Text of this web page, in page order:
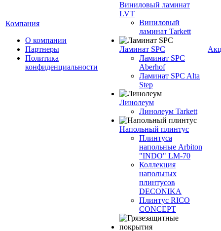
Компания
О компании
Партнеры
Политика
конфиденциальности
Виниловый ламинат
LVT
Виниловый
ламинат Tarkett
Ламинат SPC
Ламинат SPC
Aberhof
Ламинат SPC Alta
Step
Линолеум
Линолеум Tarkett
Напольный плинтус
Плинтуса
напольные Arbiton
"INDO" LM-70
Коллекция
напольных
плинтусов
DECONIKA
Плинтус RICO
CONCEPT